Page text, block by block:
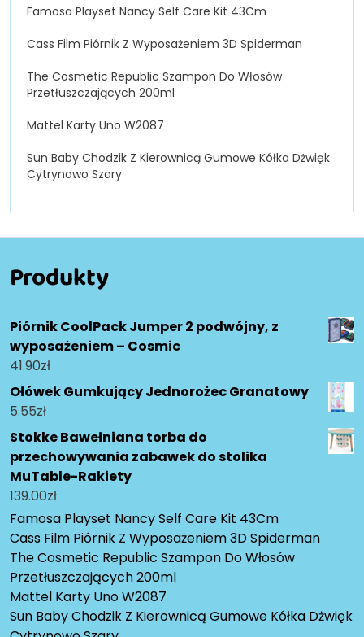
Famosa Playset Nancy Self Care Kit 43Cm
Cass Film Piórnik Z Wyposażeniem 3D Spiderman
The Cosmetic Republic Szampon Do Włosów
Przetłuszczających 200ml
Mattel Karty Uno W2087
Sun Baby Chodzik Z Kierownicą Gumowe Kółka Dżwięk
Cytrynowo Szary
Produkty
Piórnik CoolPack Jumper 2 podwójny, z
wyposażeniem – Cosmic
41.90zł
Ołówek Gumkujący Jednorożec Granatowy
5.55zł
Stokke Bawełniana torba do
przechowywania zabawek do stolika
MuTable-Rakiety
139.00zł
Famosa Playset Nancy Self Care Kit 43Cm
Cass Film Piórnik Z Wyposażeniem 3D Spiderman
The Cosmetic Republic Szampon Do Włosów
Przetłuszczających 200ml
Mattel Karty Uno W2087
Sun Baby Chodzik Z Kierownicą Gumowe Kółka Dżwięk